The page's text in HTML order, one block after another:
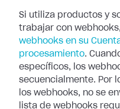
Si utiliza productos y
trabajar con webhooks,
webhooks en su
procesamiento.
específicos, los
secuencialmente. Por
los webhooks, no se
lista de webhooks